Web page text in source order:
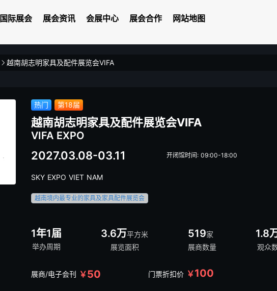
国际展会 展会资讯 会展中心 展会合作 网站地图
越南胡志明家具及配件展览会VIFA
热门 第18届
越南胡志明家具及配件展览会VIFA
VIFA EXPO
2027.03.08-03.11 开闭馆时间: 09:00-18:00
SKY EXPO VIET NAM
越南境内最专业的家具及家具配件展览会
1年1届
举办周期
3.6万平方米
展览面积
519家
展商数量
1.8
观众
展商/电子会刊 ￥50 门票折扣价 ￥100